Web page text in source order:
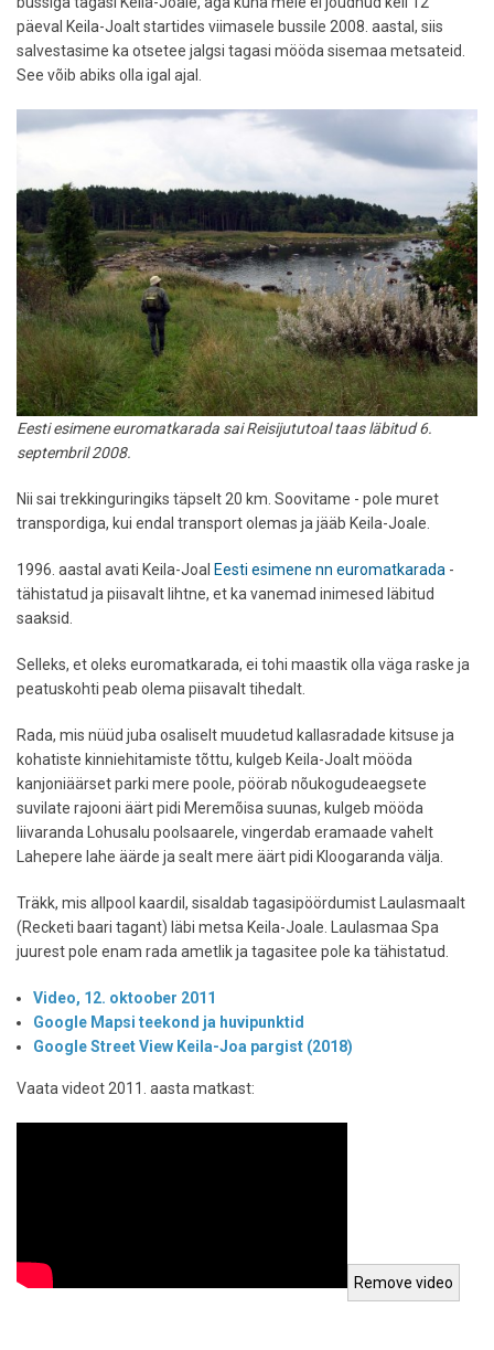
päeval Keila-Joalt startides viimasele bussile 2008. aastal, siis
salvestasime ka otsetee jalgsi tagasi mööda sisemaa metsateid.
See võib abiks olla igal ajal.
Eesti esimene euromatkarada sai Reisijututoal taas läbitud 6.
septembril 2008.
Nii sai trekkinguringiks täpselt 20 km. Soovitame - pole muret
transpordiga, kui endal transport olemas ja jääb Keila-Joale.
1996. aastal avati Keila-Joal Eesti esimene nn euromatkarada -
tähistatud ja piisavalt lihtne, et ka vanemad inimesed läbitud
saaksid.
Selleks, et oleks euromatkarada, ei tohi maastik olla väga raske ja
peatuskohti peab olema piisavalt tihedalt.
Rada, mis nüüd juba osaliselt muudetud kallasradade kitsuse ja
kohatiste kinniehitamiste tõttu, kulgeb Keila-Joalt mööda
kanjoniäärset parki mere poole, pöörab nõukogudeaegsete
suvilate rajooni äärt pidi Meremõisa suunas, kulgeb mööda
liivaranda Lohusalu poolsaarele, vingerdab eramaade vahelt
Lahepere lahe äärde ja sealt mere äärt pidi Kloogaranda välja.
Träkk, mis allpool kaardil, sisaldab tagasipöördumist Laulasmaalt
(Recketi baari tagant) läbi metsa Keila-Joale. Laulasmaa Spa
juurest pole enam rada ametlik ja tagasitee pole ka tähistatud.
Video, 12. oktoober 2011
Google Mapsi teekond ja huvipunktid
Google Street View Keila-Joa pargist (2018)
Vaata videot 2011. aasta matkast: